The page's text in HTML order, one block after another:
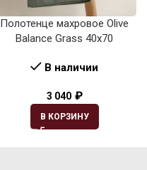
Полотенце махровое Olive
Balance Grass 40х70
В наличии
3 040 ₽
В КОРЗИНУ